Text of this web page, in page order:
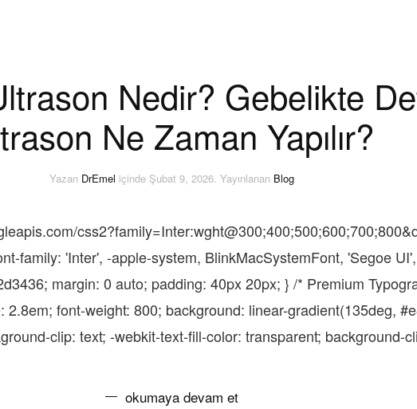
Nedir? Gebelikte
Ne Zaman Yapılır?
Yazan DrEmel içinde Şubat 9, 2026. Yayınlanan Blog
family: 'Inter', -apple-system, BlinkMacSystemFont, 'Segoe
margin: 0 auto; padding: 40px 20px; } /* Premium
2.8em; font-weight: 800; background: linear-gradient(135deg,
clip: text; -webkit-text-fill-color: transparent; background-
okumaya devam et